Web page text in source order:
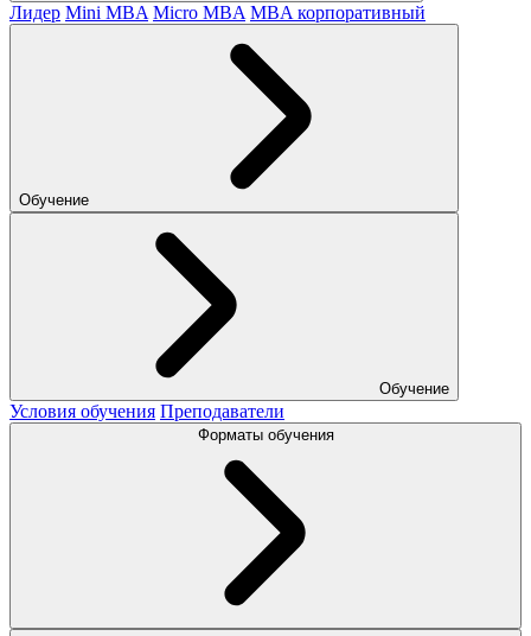
Лидер Mini MBA Micro MBA MBA корпоративный
Обучение
Обучение
Условия обучения Преподаватели
Форматы обучения